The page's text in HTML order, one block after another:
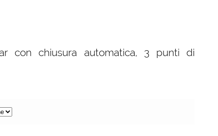
con chiusura automatica, 3 punti di